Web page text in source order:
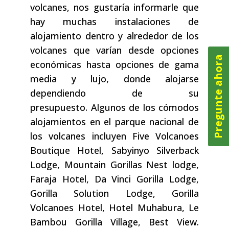
volcanes, nos gustaría informarle que
hay muchas instalaciones de
alojamiento dentro y alrededor de los
volcanes que varían desde opciones
económicas hasta opciones de gama
media y lujo, donde alojarse
dependiendo de su
presupuesto. Algunos de los cómodos
alojamientos en el parque nacional de
los volcanes incluyen Five Volcanoes
Boutique Hotel, Sabyinyo Silverback
Lodge, Mountain Gorillas Nest lodge,
Faraja Hotel, Da Vinci Gorilla Lodge,
Gorilla Solution Lodge, Gorilla
Volcanoes Hotel, Hotel Muhabura, Le
Bambou Gorilla Village, Best View.
Pregunte ahora